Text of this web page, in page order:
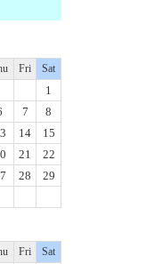
Fri Sat
1
7
8
14
15
21
22
28
29
Fri Sat